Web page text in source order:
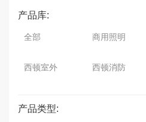
产品库:
全部 商用照明
西顿室外 西顿消防
产品类型: